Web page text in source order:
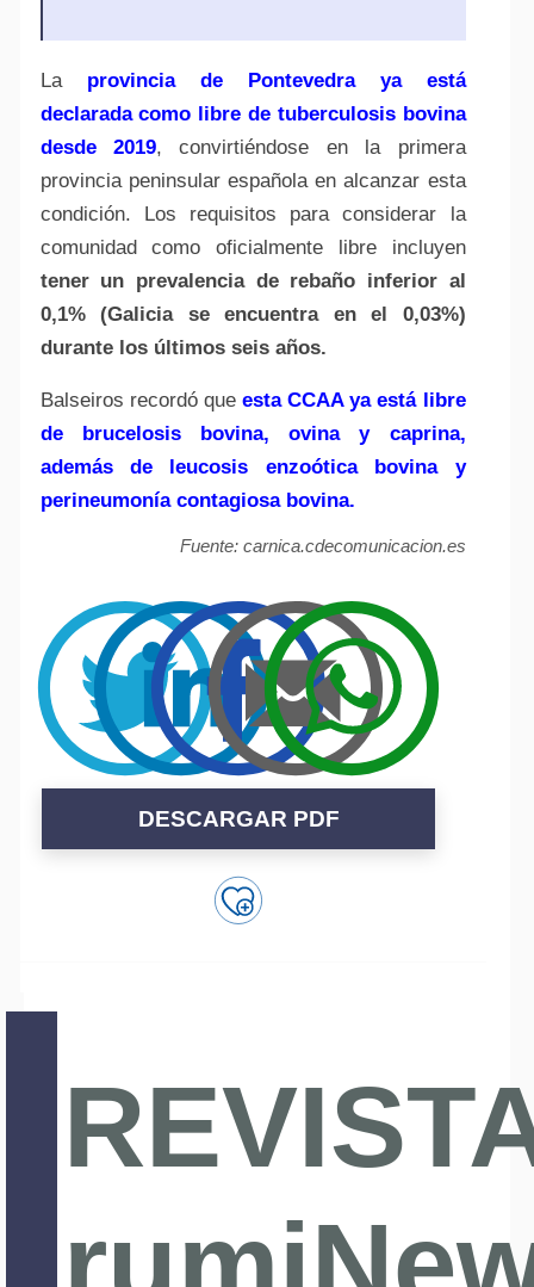
La provincia de Pontevedra ya está
declarada como libre de tuberculosis bovina
desde 2019, convirtiéndose en la primera
provincia peninsular española en alcanzar esta
condición. Los requisitos para considerar la
comunidad como oficialmente libre incluyen
tener un prevalencia de rebaño inferior al
0,1% (Galicia se encuentra en el 0,03%)
durante los últimos seis años.
Balseiros recordó que esta CCAA ya está libre
de brucelosis bovina, ovina y caprina,
además de leucosis enzoótica bovina y
perineumonía contagiosa bovina.
Fuente: carnica.cdecomunicacion.es
DESCARGAR PDF